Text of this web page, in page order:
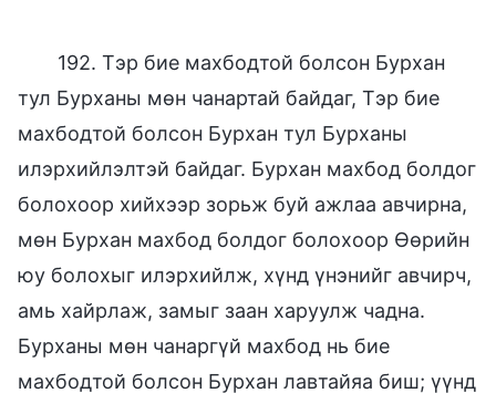
192. Тэр бие махбодтой болсон Бурхан
тул Бурханы мөн чанартай байдаг, Тэр бие
махбодтой болсон Бурхан тул Бурханы
илэрхийлэлтэй байдаг. Бурхан махбод болдог
болохоор хийхээр зорьж буй ажлаа авчирна,
мөн Бурхан махбод болдог болохоор Өөрийн
юу болохыг илэрхийлж, хүнд үнэнийг авчирч,
амь хайрлаж, замыг заан харуулж чадна.
Бурханы мөн чанаргүй махбод нь бие
махбодтой болсон Бурхан лавтайяа биш; үүнд